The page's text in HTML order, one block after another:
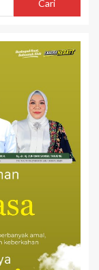
Cari